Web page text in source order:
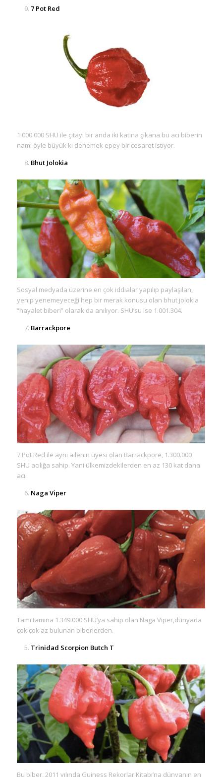
7 Pot Red
1.000.000 SHU ile çıtayı bir anda iki katına çıkana bu acı biberin
namı öyle büyük ki denemek epey bir cesaret istiyor.
Bhut Jolokia
Sosyal medyada üzerine en çok iddialar yapılıp paylaşılan,
yenip yenemeyeceği hep bir merak konusu olan bhut jolokia
“hayalet biberi” olarak da anılıyor. SHU’su ise 1.001.304.
Barrackpore
7 Pot Red ile aynı ailenin üyesi olan Barrackpore, 1.300.000
SHU acılığa sahip. Yani ülkemizdekilerden en az 130 kat daha
acı.
Naga Viper
Tamı tamına 1.349.000 SHU’ya sahip olan Naga Viper,dünyada
çok çok az bulunan biberlerden.
Trinidad Scorpion Butch T
Bu biber, 2011 yılında Guiness Rekorlar Kitabı’na dünyanın en